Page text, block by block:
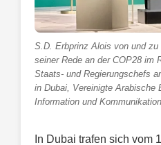
S.D. Erbprinz Alois von und
seiner Rede an der COP28 im
Staats- und Regierungschefs
in Dubai, Vereinigte Arabische
Information und
In Dubai trafen sich vom